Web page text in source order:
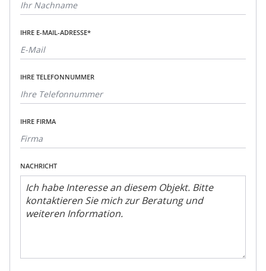
IHRE E-MAIL-ADRESSE*
IHRE TELEFONNUMMER
IHRE FIRMA
NACHRICHT